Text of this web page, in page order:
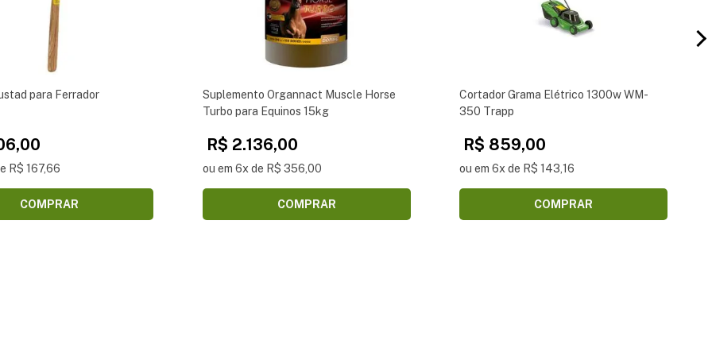
para Ferrador
R$ 167,66
COMPRAR
Suplemento Organnact Muscle Horse
Turbo para Equinos 15kg
R$ 2.136,00
ou em 6x de R$ 356,00
COMPRAR
Cortador Grama Elétrico 1300w WM-
350 Trapp
R$ 859,00
ou em 6x de R$ 143,16
COMPRAR